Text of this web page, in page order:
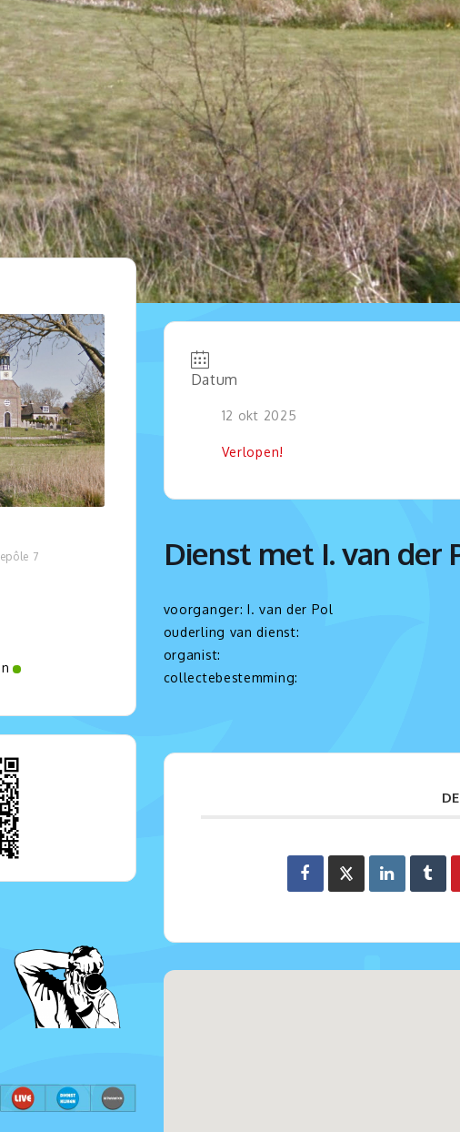
7
Datum
12 okt 2025
Verlopen!
Dienst met I. van der
voorganger: I. van der Pol
ouderling van dienst:
organist:
collectebestemming: